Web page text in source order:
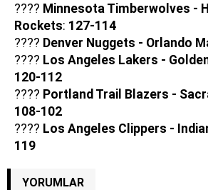
???? Minnesota Timberwolves -
Rockets: 127-114
???? Denver Nuggets - Orlando
???? Los Angeles Lakers -
120-112
???? Portland Trail Blazers -
108-102
???? Los Angeles Clippers -
119
YORUMLAR